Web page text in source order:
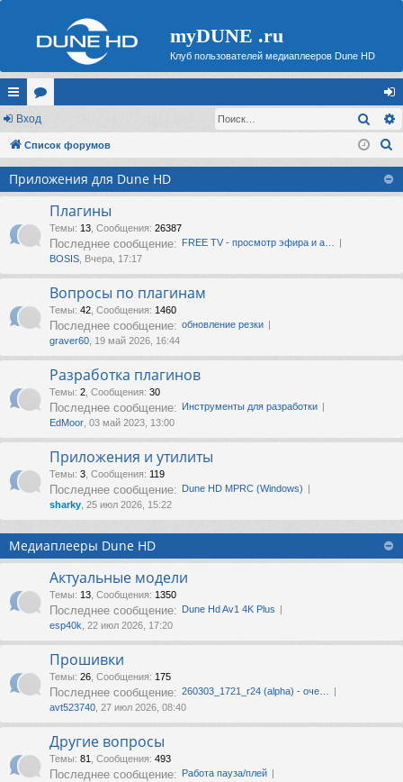
myDUNE .ru
Клуб пользователей медиаплееров Dune HD
с
ы
лк
и
ор
ум
хо
д
Вход
Список форумов
Приложения для Dune HD
Плагины
Темы: 13 Сообщения: 26387
Последнее сообщение: FREE TV - просмотр эфира и а…
BOSIS , Вчера, 17:17
Вопросы по плагинам
Темы: 42 Сообщения: 1460
Последнее сообщение: обновление резки
graver60 , 19 май 2026, 16:44
Разработка плагинов
Темы: 2 Сообщения: 30
Последнее сообщение: Инструменты для разработки
EdMoor , 03 май 2023, 13:00
Приложения и утилиты
Темы: 3 Сообщения: 119
Последнее сообщение: Dune HD MPRC (Windows)
sharky , 25 июл 2026, 15:22
Медиаплееры Dune HD
Актуальные модели
Темы: 13 Сообщения: 1350
Последнее сообщение: Dune Hd Av1 4K Plus
esp40k , 22 июл 2026, 17:20
Прошивки
Темы: 26 Сообщения: 175
Последнее сообщение: 260303_1721_r24 (alpha) - оче…
avt523740 , 27 июл 2026, 08:40
Другие вопросы
Темы: 81 Сообщения: 493
Последнее сообщение: Работа пауза/плей